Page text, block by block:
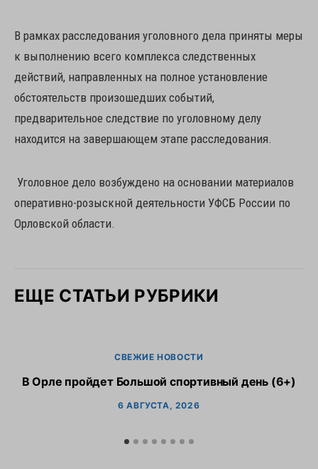
В рамках расследования уголовного дела приняты меры
к выполнению всего комплекса следственных
действий, направленных на полное установление
обстоятельств произошедших событий,
предварительное следствие по уголовному делу
находится на завершающем этапе расследования.
Уголовное дело возбуждено на основании материалов
оперативно-розыскной деятельности УФСБ России по
Орловской области.
ЕЩЕ СТАТЬИ РУБРИКИ
СВЕЖИЕ НОВОСТИ
В Орле пройдет Большой спортивный день (6+)
6 АВГУСТА, 2026